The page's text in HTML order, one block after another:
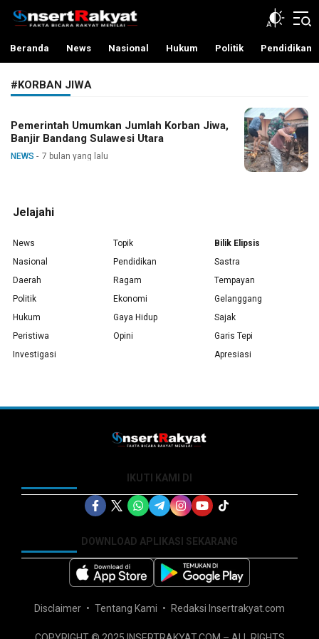
InsertRakyat.com
Fakta Bicara Rakyat Menilai
Beranda News Nasional Hukum Politik Pendidikan
#KORBAN JIWA
Pemerintah Umumkan Jumlah Korban Jiwa,
Banjir Bandang Sulawesi Utara
NEWS 7 bulan yang lalu
Jelajahi
News
Nasional
Daerah
Politik
Hukum
Peristiwa
Investigasi
Topik
Pendidikan
Ragam
Ekonomi
Gaya Hidup
Opini
Bilik Elipsis
Sastra
Tempayan
Gelanggang
Sajak
Garis Tepi
Apresiasi
IKUTI KAMI DI
DOWNLOAD APLIKASI SEKARANG
Disclaimer Tentang Kami Redaksi Insertrakyat.com